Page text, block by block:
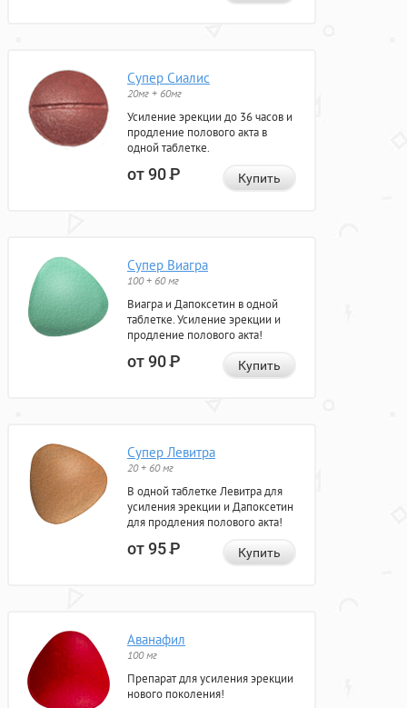
Супер Сиалис
20мг + 60мг
Усиление эрекции до 36 часов и
продление полового акта в
одной таблетке.
от 90Р Купить
Супер Виагра
100 + 60 мг
Виагра и Дапоксетин в одной
таблетке. Усиление эрекции и
продление полового акта!
от 90Р Купить
Супер Левитра
20 + 60 мг
В одной таблетке Левитра для
усиления эрекции и Дапоксетин
для продления полового акта!
от 95Р Купить
Аванафил
100 мг
Препарат для усиления эрекции
нового поколения!